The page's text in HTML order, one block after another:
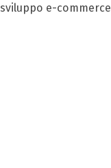
sviluppo e-commerce